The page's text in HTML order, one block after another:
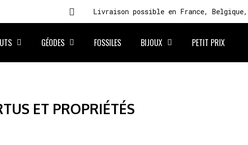
Livraison possible en France, Belgique,
GÉODES FOSSILES BIJOUX PETIT PRIX
ET PROPRIÉTÉS